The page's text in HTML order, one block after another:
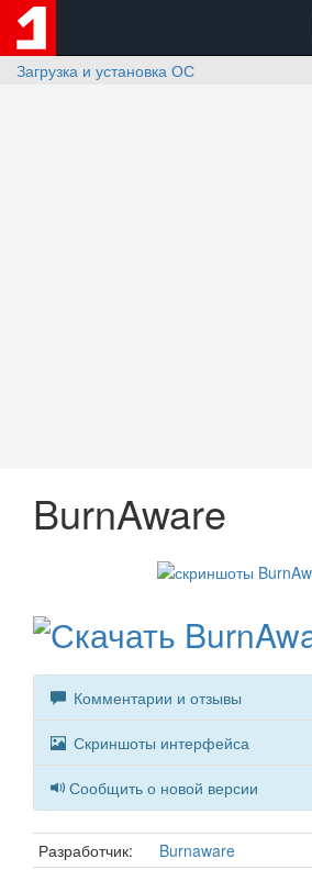
Загрузка и установка ОС
BurnAware
Комментарии и отзывы
Скриншоты интерфейса
Сообщить о новой версии
Разработчик:
Burnaware